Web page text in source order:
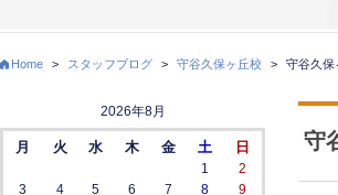
Home > スタッフブログ > 守谷久保ヶ丘校 > 守谷久
守
2026年8月
月 火 水 木 金 土 日
1
2
3
4 5 6 7 8 9